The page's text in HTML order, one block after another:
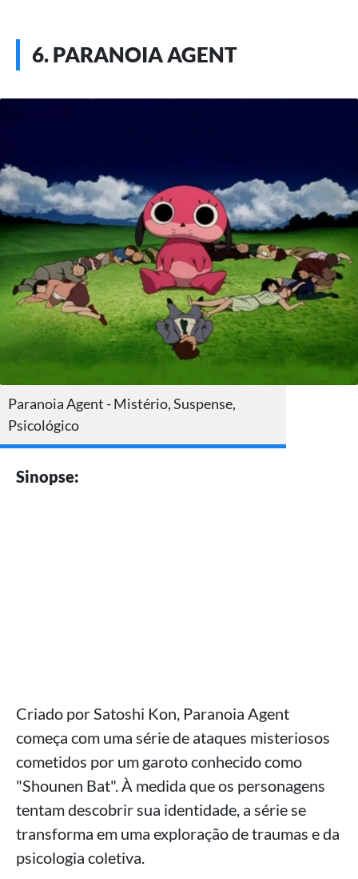
6. PARANOIA AGENT
Paranoia Agent - Mistério, Suspense,
Psicológico
Sinopse:
Criado por Satoshi Kon, Paranoia Agent
começa com uma série de ataques misteriosos
cometidos por um garoto conhecido como
"Shounen Bat". À medida que os personagens
tentam descobrir sua identidade, a série se
transforma em uma exploração de traumas e da
psicologia coletiva.